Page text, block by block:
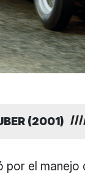
(2001)
por el